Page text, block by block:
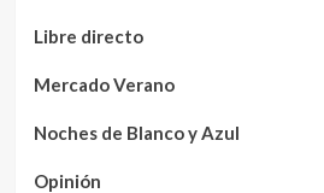
Libre directo
Mercado Verano
Noches de Blanco y Azul
Opinión